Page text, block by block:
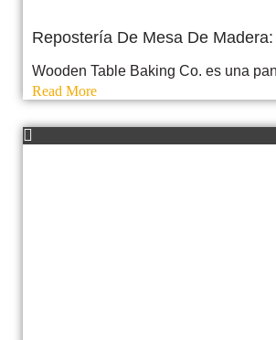
Repostería De Mesa De
Wooden Table Baking Co. es una
Read More